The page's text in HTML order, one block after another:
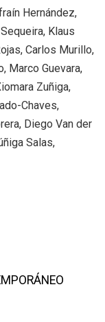
Hernández,
Klaus
Carlos Murillo,
Marco Guevara,
Zuñiga,
Chaves,
Diego Van der
Salas,